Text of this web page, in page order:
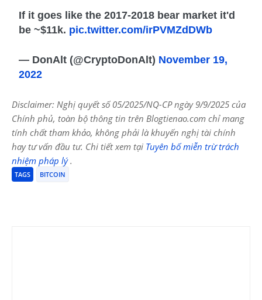
If it goes like the 2017-2018 bear market it'd
be ~$11k. pic.twitter.com/irPVMZdDWb
— DonAlt (@CryptoDonAlt) November 19,
2022
Disclaimer: Nghị quyết số 05/2025/NQ-CP ngày 9/9/2025 của
Chính phủ, toàn bộ thông tin trên Blogtienao.com chỉ mang
tính chất tham khảo, không phải là khuyến nghị tài chính
hay tư vấn đầu tư. Chi tiết xem tại Tuyên bố miễn trừ trách
nhiệm pháp lý.
TAGS BITCOIN